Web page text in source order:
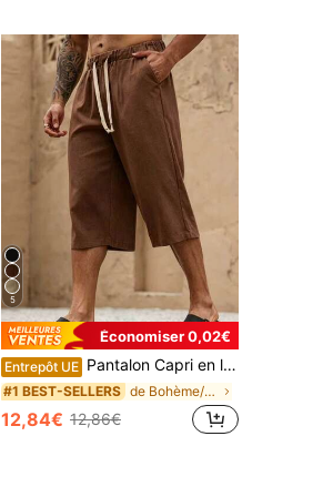
5
Économiser 0,02€
Entrepôt UE Pantalon Capri en lin pour hommes, doux et confortable, convient pour les vacances à la plage, les sorties décontractées, excellent cadeau pour les hommes
#1 BEST-SELLERS de Bohème/Occidental - Style bohème Pantalons pour
12,84€ 12,86€